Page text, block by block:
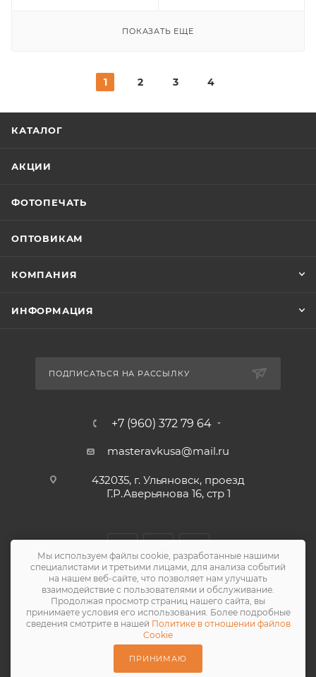
ПОКАЗАТЬ ЕЩЕ
1 2 3 4
КАТАЛОГ
АКЦИИ
ФОТОПЕЧАТЬ
ОПТОВИКАМ
КОМПАНИЯ
ИНФОРМАЦИЯ
ПОДПИСАТЬСЯ НА РАССЫЛКУ
+7 (960) 372 79 64
masteravkusa@mail.ru
432035, г. Ульяновск, проезд
Г.Р.Аверьянова 16, стр 1
2026 © Мастера Вкуса
Разработка сайта — «Решение»
Мы используем файлы cookie, разработанные нашими
специалистами и третьими лицами, для анализа событий
на нашем веб-сайте, что позволяет нам улучшать
взаимодействие с пользователями и обслуживание.
Продолжая просмотр страниц нашего сайта, вы
принимаете условия его использования. Более подробные
сведения смотрите в нашей Политике в отношении файлов
Cookie
ПРИНИМАЮ